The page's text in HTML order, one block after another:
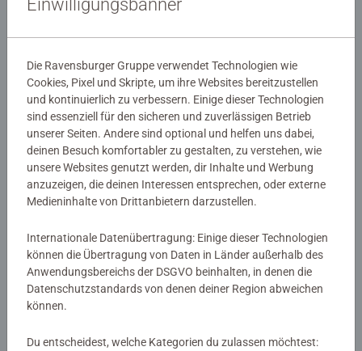
Ähnliche Motive
Magischer Drache
Kinderpuzzle
13,99 €
Ähnliche Motive
Fantastischer Planet
Kinderpuzzle
13,99 €
Ähnliche Motive
Einwilligungsbanner
Die Ravensburger Gruppe verwendet Technologien wie
Cookies, Pixel und Skripte, um ihre Websites bereitzustellen
und kontinuierlich zu verbessern. Einige dieser Technologien
sind essenziell für den sicheren und zuverlässigen Betrieb
unserer Seiten. Andere sind optional und helfen uns dabei,
deinen Besuch komfortabler zu gestalten, zu verstehen, wie
unsere Websites genutzt werden, dir Inhalte und Werbung
anzuzeigen, die deinen Interessen entsprechen, oder externe
Medieninhalte von Drittanbietern darzustellen.
Internationale Datenübertragung: Einige dieser Technologien
können die Übertragung von Daten in Länder außerhalb des
Anwendungsbereichs der DSGVO beinhalten, in denen die
Datenschutzstandards von denen deiner Region abweichen
können.
Du entscheidest, welche Kategorien du zulassen möchtest: